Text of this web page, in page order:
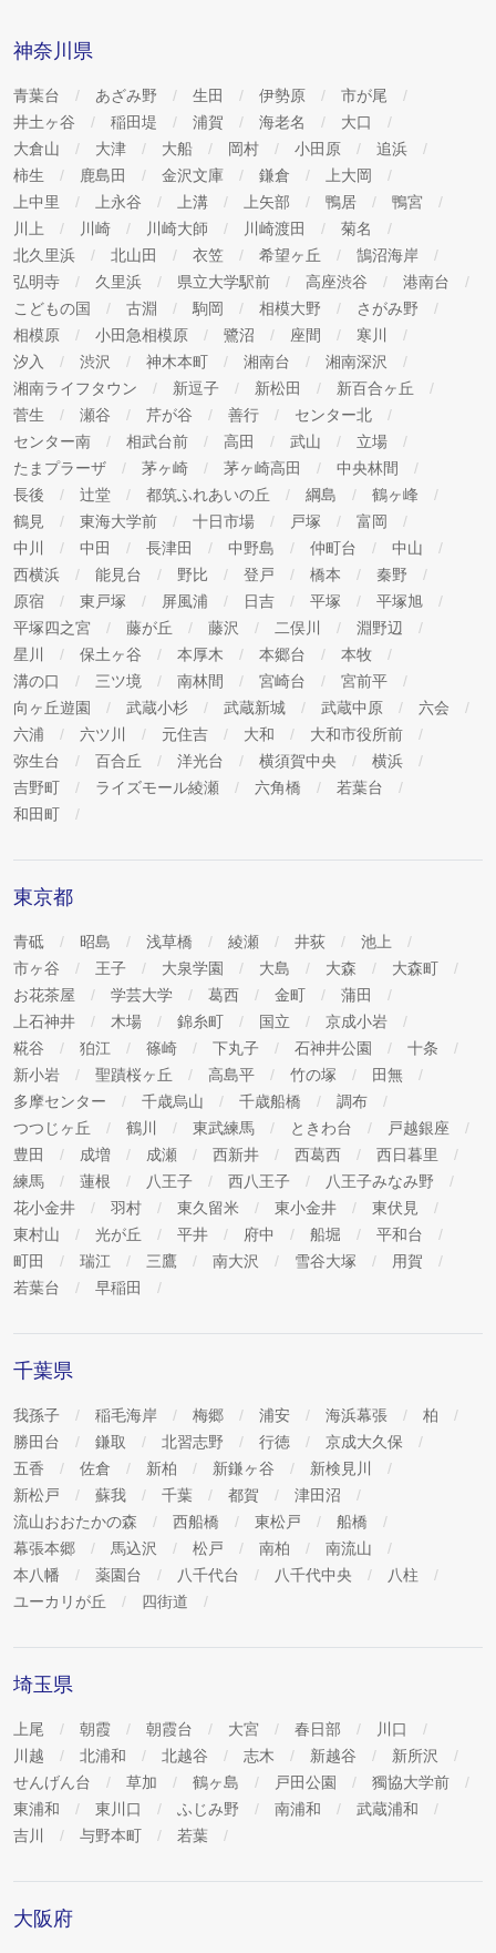
神奈川県
青葉台 あざみ野 生田 伊勢原
市が尾
井土ヶ谷
稲田堤 浦賀 海老名
大口
大倉山
大津 大船 岡村 小田原
追浜
柿生
鹿島田 金沢文庫 鎌倉
上大岡
上中里
上永谷 上溝 上矢部 鴨居
鴨宮
川上
川崎 川崎大師 川崎渡田
菊名
北久里浜
北山田 衣笠 希望ヶ丘
鵠沼海岸
弘明寺
久里浜 県立大学駅前 高座渋谷
港南台
こどもの国
古淵 駒岡 相模大野
さがみ野
相模原
小田急相模原 鷺沼 座間
寒川
汐入
渋沢 神木本町 湘南台
湘南深沢
湘南ライフタウン
新逗子 新松田
新百合ヶ丘
菅生
瀬谷 芹が谷 善行
センター北
センター南
相武台前 高田 武山
立場
たまプラーザ
茅ヶ崎 茅ヶ崎高田
中央林間
長後
辻堂 都筑ふれあいの丘 綱島
鶴ヶ峰
鶴見
東海大学前 十日市場 戸塚
富岡
中川
中田 長津田 中野島 仲町台
中山
西横浜
能見台 野比 登戸 橋本
秦野
原宿
東戸塚 屏風浦 日吉 平塚
平塚旭
平塚四之宮
藤が丘 藤沢 二俣川
淵野辺
星川
保土ヶ谷 本厚木 本郷台
本牧
溝の口
三ツ境 南林間 宮崎台
宮前平
向ヶ丘遊園
武蔵小杉 武蔵新城 武蔵中原
六会
六浦
六ツ川 元住吉 大和
大和市役所前
弥生台
百合丘 洋光台 横須賀中央
横浜
吉野町
ライズモール綾瀬 六角橋
若葉台
和田町
東京都
青砥 昭島 浅草橋 綾瀬 井荻
池上
市ヶ谷
王子 大泉学園 大島 大森
大森町
お花茶屋
学芸大学 葛西 金町
蒲田
上石神井
木場 錦糸町 国立
京成小岩
糀谷
狛江 篠崎 下丸子 石神井公園
十条
新小岩
聖蹟桜ヶ丘 高島平 竹の塚
田無
多摩センター
千歳烏山 千歳船橋
調布
つつじヶ丘
鶴川 東武練馬 ときわ台
戸越銀座
豊田
成増 成瀬 西新井 西葛西
西日暮里
練馬
蓮根 八王子 西八王子
八王子みなみ野
花小金井
羽村 東久留米 東小金井
東伏見
東村山
光が丘 平井 府中 船堀
平和台
町田
瑞江 三鷹 南大沢 雪谷大塚
用賀
若葉台
早稲田
千葉県
我孫子 稲毛海岸 梅郷 浦安 海浜幕張
柏
勝田台
鎌取 北習志野 行徳
京成大久保
五香
佐倉 新柏 新鎌ヶ谷
新検見川
新松戸
蘇我 千葉 都賀
津田沼
流山おおたかの森
西船橋 東松戸
船橋
幕張本郷
馬込沢 松戸 南柏
南流山
本八幡
薬園台 八千代台 八千代中央
八柱
ユーカリが丘
四街道
埼玉県
上尾 朝霞 朝霞台 大宮 春日部
川口
川越
北浦和 北越谷 志木 新越谷
新所沢
せんげん台
草加 鶴ヶ島 戸田公園
獨協大学前
東浦和
東川口 ふじみ野 南浦和
武蔵浦和
吉川
与野本町 若葉
大阪府